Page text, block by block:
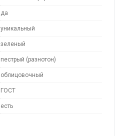
да
уникальный
зеленый
пестрый (разнотон)
облицовочный
ГОСТ
есть